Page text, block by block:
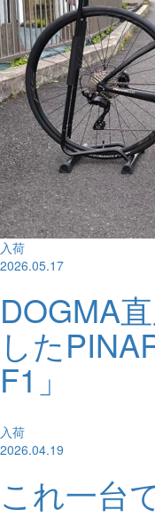
入荷
2026.05.17
DOGMA
した
F1」
入荷
2026.04.19
これ一台